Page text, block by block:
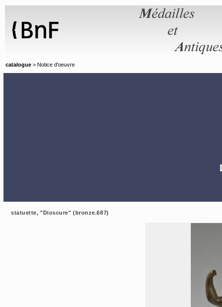
catalogue > Notice d'oeuvre
statuette, "Dioscure" (bronze.687)